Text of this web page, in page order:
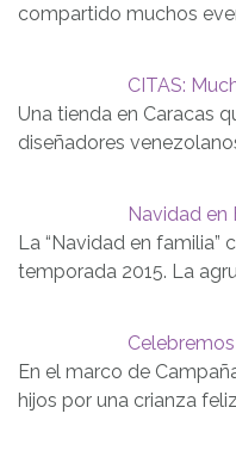
compartido muchos
CITAS:
Una tienda en Caracas
diseñadores
Navidad en
La “Navidad en familia”
temporada 2015. La
En el marco de
hijos por una crianza